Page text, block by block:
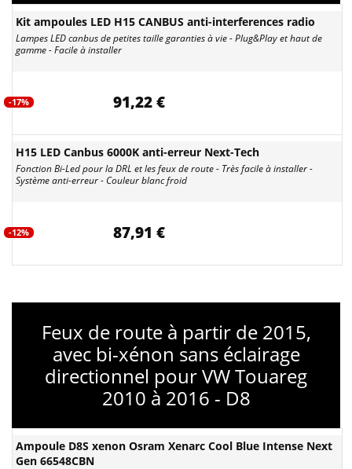
Kit ampoules LED H15 CANBUS anti-interferences radio
Lampes LED canbus de petites taille garanties à vie - Plug&Play et haut de
gamme - Facile à installer
-17% 91,22 €
H15 LED Canbus 6000K anti-erreur Next-Tech
Fonction Bi-Led pour la DRL et les feux de route - Très facile à installer -
Système anti-erreur - Couleur blanc froid
-12% 87,91 €
Feux de route à partir de 2015,
avec bi-xénon sans éclairage
directionnel pour VW Touareg
2010 à 2016 - D8
Ampoule D8S xenon Osram Xenarc Cool Blue Intense Next
Gen 66548CBN